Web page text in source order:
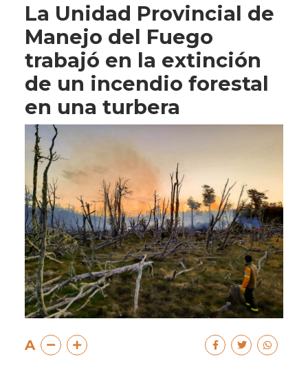
La Unidad Provincial de
Manejo del Fuego
trabajó en la extinción
de un incendio forestal
en una turbera
A